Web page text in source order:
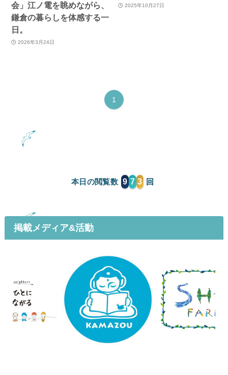
会」江ノ電を眺めながら、
鎌倉の暮らしを体感する一
日。
2026年3月24日
2025年10月27日
1
本日の閲覧数 9 7 3
掲載メディア&活動